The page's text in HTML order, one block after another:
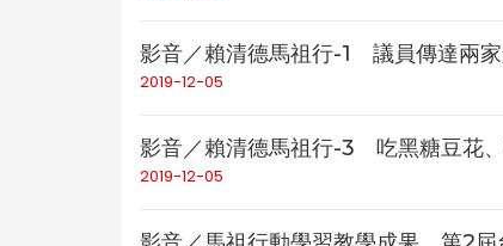
影音／賴清德馬祖行-1 議員傳達兩
2019-12-05
影音／賴清德馬祖行-3 吃黑糖豆花
2019-12-05